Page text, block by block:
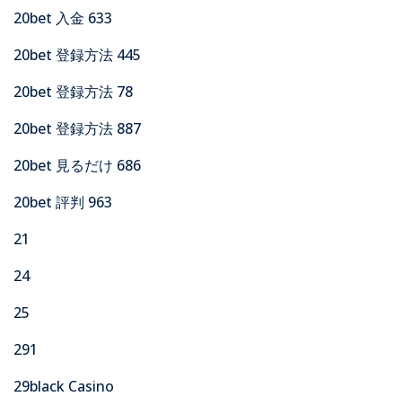
20bet 入金 633
20bet 登録方法 445
20bet 登録方法 78
20bet 登録方法 887
20bet 見るだけ 686
20bet 評判 963
21
24
25
291
29black Casino